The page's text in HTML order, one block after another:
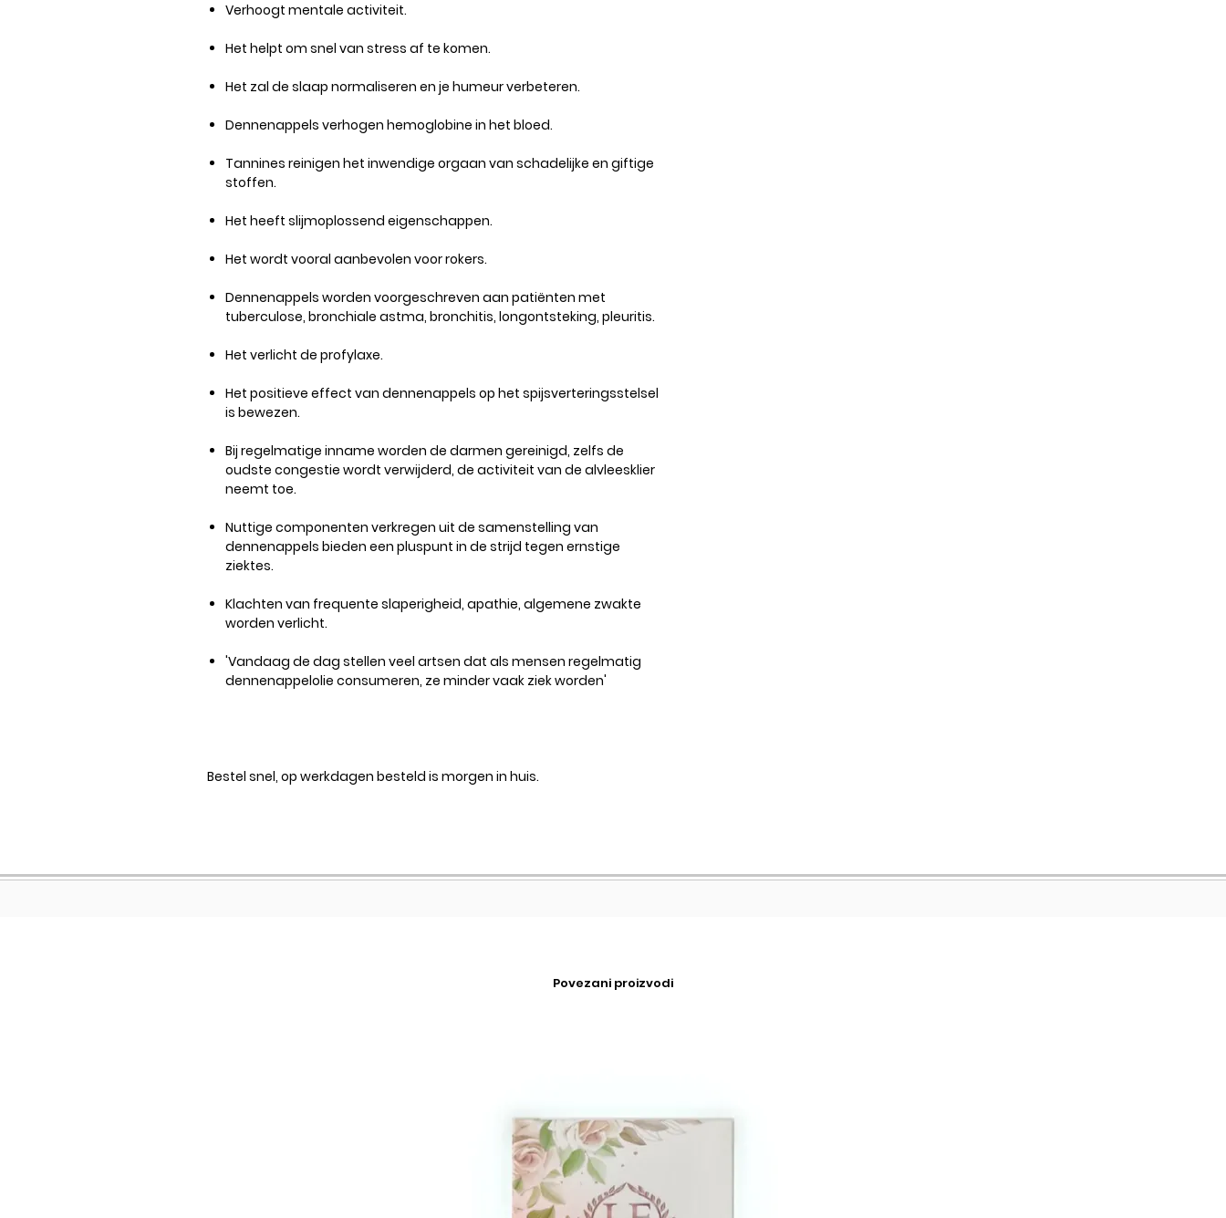
Verhoogt mentale activiteit.
Het helpt om snel van stress af te komen.
Het zal de slaap normaliseren en je humeur verbeteren.
Dennenappels verhogen hemoglobine in het bloed.
Tannines reinigen het inwendige orgaan van schadelijke en giftige
stoffen.
Het heeft slijmoplossend eigenschappen.
Het wordt vooral aanbevolen voor rokers.
Dennenappels worden voorgeschreven aan patiënten met
tuberculose, bronchiale astma, bronchitis, longontsteking, pleuritis.
Het verlicht de profylaxe.
Het positieve effect van dennenappels op het spijsverteringsstelsel
is bewezen.
Bij regelmatige inname worden de darmen gereinigd, zelfs de
oudste congestie wordt verwijderd, de activiteit van de alvleesklier
neemt toe.
Nuttige componenten verkregen uit de samenstelling van
dennenappels bieden een pluspunt in de strijd tegen ernstige
ziektes.
Klachten van frequente slaperigheid, apathie, algemene zwakte
worden verlicht.
'Vandaag de dag stellen veel artsen dat als mensen regelmatig
dennenappelolie consumeren, ze minder vaak ziek worden'
Bestel snel, op werkdagen besteld is morgen in huis.
Povezani proizvodi